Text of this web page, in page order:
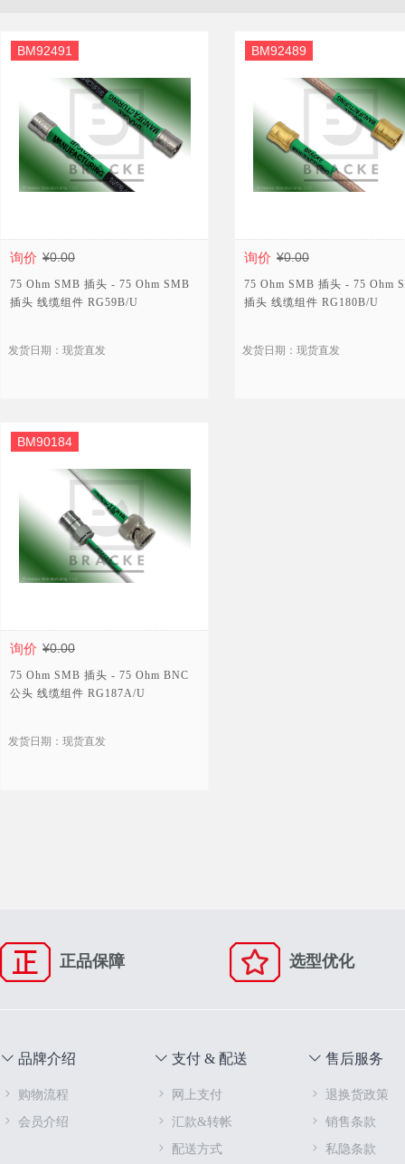
询价 ¥0.00
BM92491
75 Ohm SMB 插头 - 75 Ohm SMB
插头 线缆组件 RG59B/U
发货日期：现货直发
询价 ¥0.00
BM92489
75 Ohm SMB 插头 - 75 Ohm
插头 线缆组件 RG180B/U
发货日期：现货直发
询价 ¥0.00
BM90184
75 Ohm SMB 插头 - 75 Ohm BNC
公头 线缆组件 RG187A/U
发货日期：现货直发
正品保障 选型优化
品牌介绍
购物流程
会员介绍
支付 & 配送
网上支付
汇款&转帐
配送方式
售后服务
退换货政策
销售条款
私隐条款